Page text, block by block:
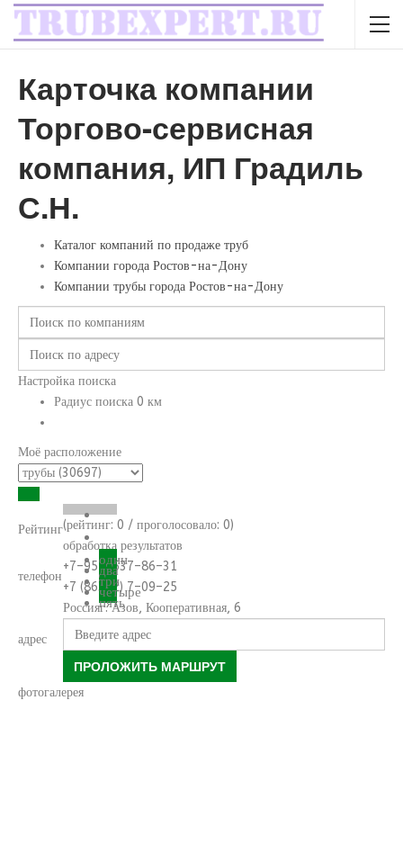
Карточка компании
Торгово-сервисная
компания, ИП Градиль
С.Н.
Каталог компаний по продаже труб
Компании города Ростов-на-Дону
Компании трубы города Ростов-на-Дону
Настройка поиска
Радиус поиска 0 км
Моё расположение
Рейтинг
один
два
три
четыре
пять
(рейтинг: 0 / проголосовало: 0)
обработка результатов
телефон
+7–951–537–86–31
+7 (86342) 7–09–25
адрес
Россияг. Азов, Кооперативная, 6
ПРОЛОЖИТЬ МАРШРУТ
фотогалерея